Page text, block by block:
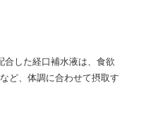
合した経口補水液は、食欲
ど、体調に合わせて摂取す